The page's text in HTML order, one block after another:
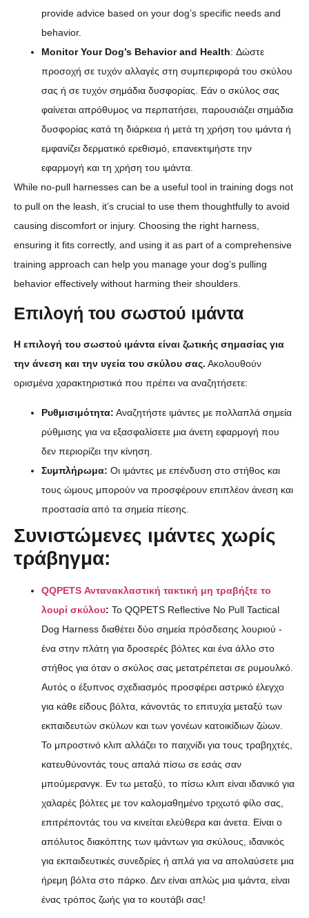
provide advice based on your dog’s specific needs and
behavior.
Monitor Your Dog’s Behavior and Health: Δώστε
προσοχή σε τυχόν αλλαγές στη συμπεριφορά του σκύλου
σας ή σε τυχόν σημάδια δυσφορίας. Εάν ο σκύλος σας
φαίνεται απρόθυμος να περπατήσει, παρουσιάζει σημάδια
δυσφορίας κατά τη διάρκεια ή μετά τη χρήση του ιμάντα ή
εμφανίζει δερματικό ερεθισμό, επανεκτιμήστε την
εφαρμογή και τη χρήση του ιμάντα.
While no-pull harnesses can be a useful tool in training dogs not
to pull on the leash, it’s crucial to use them thoughtfully to avoid
causing discomfort or injury. Choosing the right harness,
ensuring it fits correctly, and using it as part of a comprehensive
training approach can help you manage your dog’s pulling
behavior effectively without harming their shoulders.
Επιλογή του σωστού ιμάντα
Η επιλογή του σωστού ιμάντα είναι ζωτικής σημασίας για
την άνεση και την υγεία του σκύλου σας. Ακολουθούν
ορισμένα χαρακτηριστικά που πρέπει να αναζητήσετε:
Ρυθμισιμότητα: Αναζητήστε ιμάντες με πολλαπλά σημεία
ρύθμισης για να εξασφαλίσετε μια άνετη εφαρμογή που
δεν περιορίζει την κίνηση.
Συμπλήρωμα: Οι ιμάντες με επένδυση στο στήθος και
τους ώμους μπορούν να προσφέρουν επιπλέον άνεση και
προστασία από τα σημεία πίεσης.
Συνιστώμενες ιμάντες χωρίς
τράβηγμα:
QQPETS Αντανακλαστική τακτική μη τραβήξτε το
λουρί σκύλου: Το QQPETS Reflective No Pull Tactical
Dog Harness διαθέτει δύο σημεία πρόσδεσης λουριού -
ένα στην πλάτη για δροσερές βόλτες και ένα άλλο στο
στήθος για όταν ο σκύλος σας μετατρέπεται σε ρυμουλκό.
Αυτός ο έξυπνος σχεδιασμός προσφέρει αστρικό έλεγχο
για κάθε είδους βόλτα, κάνοντάς το επιτυχία μεταξύ των
εκπαιδευτών σκύλων και των γονέων κατοικίδιων ζώων.
Το μπροστινό κλιπ αλλάζει το παιχνίδι για τους τραβηχτές,
κατευθύνοντάς τους απαλά πίσω σε εσάς σαν
μπούμερανγκ. Εν τω μεταξύ, το πίσω κλιπ είναι ιδανικό για
χαλαρές βόλτες με τον καλομαθημένο τριχωτό φίλο σας,
επιτρέποντάς του να κινείται ελεύθερα και άνετα. Είναι ο
απόλυτος διακόπτης των ιμάντων για σκύλους, ιδανικός
για εκπαιδευτικές συνεδρίες ή απλά για να απολαύσετε μια
ήρεμη βόλτα στο πάρκο. Δεν είναι απλώς μια ιμάντα, είναι
ένας τρόπος ζωής για το κουτάβι σας!